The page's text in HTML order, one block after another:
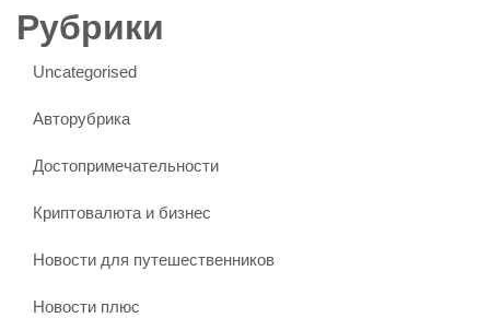
Рубрики
Uncategorised
Авторубрика
Достопримечательности
Криптовалюта и бизнес
Новости для путешественников
Новости плюс